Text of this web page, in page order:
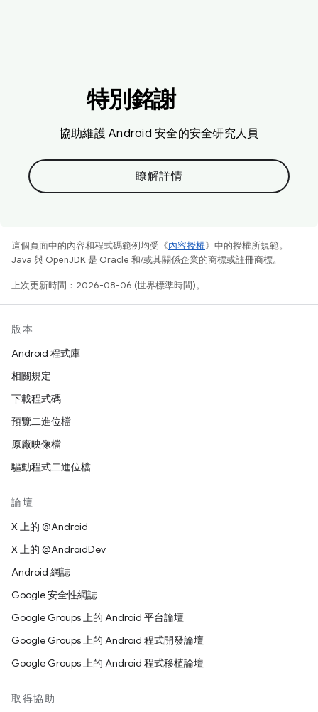
特別銘謝
協助維護 Android 安全的安全研究人員
瞭解詳情
這個頁面中的內容和程式碼範例均受《內容授權》中的授權所規範。
Java 與 OpenJDK 是 Oracle 和/或其關係企業的商標或註冊商標。
上次更新時間：2026-08-06 (世界標準時間)。
版本
Android 程式庫
相關規定
下載程式碼
預覽二進位檔
原廠映像檔
驅動程式二進位檔
論壇
X 上的 @Android
X 上的 @AndroidDev
Android 網誌
Google 安全性網誌
Google Groups 上的 Android 平台論壇
Google Groups 上的 Android 程式開發論壇
Google Groups 上的 Android 程式移植論壇
取得協助